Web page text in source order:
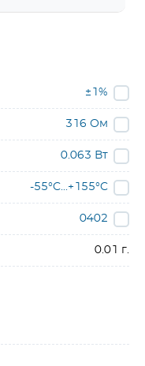
±1%
316 Ом
0.063 Вт
-55°C...+155°C
0402
0.01 г.